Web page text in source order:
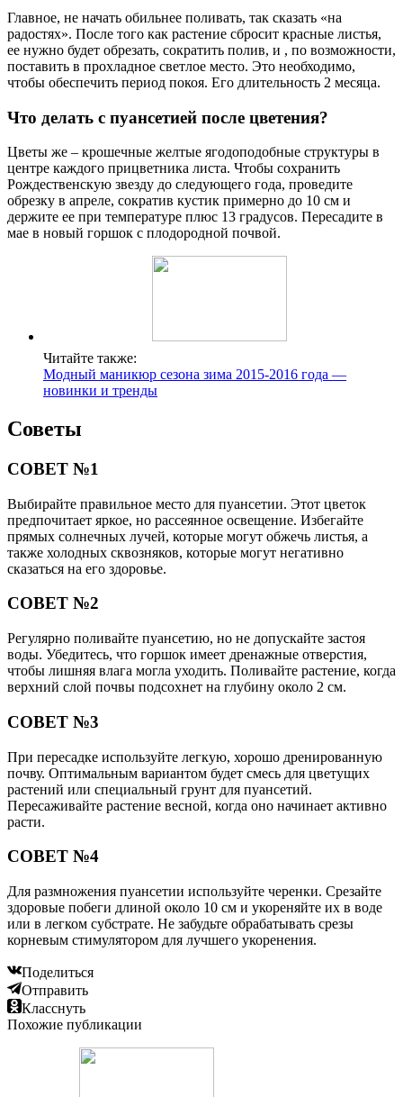
Главное, не начать обильнее поливать, так сказать «на
радостях». После того как растение сбросит красные листья,
ее нужно будет обрезать, сократить полив, и , по возможности,
поставить в прохладное светлое место. Это необходимо,
чтобы обеспечить период покоя. Его длительность 2 месяца.
Что делать с пуансетией после цветения?
Цветы же – крошечные желтые ягодоподобные структуры в
центре каждого прицветника листа. Чтобы сохранить
Рождественскую звезду до следующего года, проведите
обрезку в апреле, сократив кустик примерно до 10 см и
держите ее при температуре плюс 13 градусов. Пересадите в
мае в новый горшок с плодородной почвой.
Читайте также:
Модный маникюр сезона зима 2015-2016 года —
новинки и тренды
Советы
СОВЕТ №1
Выбирайте правильное место для пуансетии. Этот цветок
предпочитает яркое, но рассеянное освещение. Избегайте
прямых солнечных лучей, которые могут обжечь листья, а
также холодных сквозняков, которые могут негативно
сказаться на его здоровье.
СОВЕТ №2
Регулярно поливайте пуансетию, но не допускайте застоя
воды. Убедитесь, что горшок имеет дренажные отверстия,
чтобы лишняя влага могла уходить. Поливайте растение, когда
верхний слой почвы подсохнет на глубину около 2 см.
СОВЕТ №3
При пересадке используйте легкую, хорошо дренированную
почву. Оптимальным вариантом будет смесь для цветущих
растений или специальный грунт для пуансетий.
Пересаживайте растение весной, когда оно начинает активно
расти.
СОВЕТ №4
Для размножения пуансетии используйте черенки. Срезайте
здоровые побеги длиной около 10 см и укореняйте их в воде
или в легком субстрате. Не забудьте обрабатывать срезы
корневым стимулятором для лучшего укоренения.
Поделиться
Отправить
Класснуть
Похожие публикации